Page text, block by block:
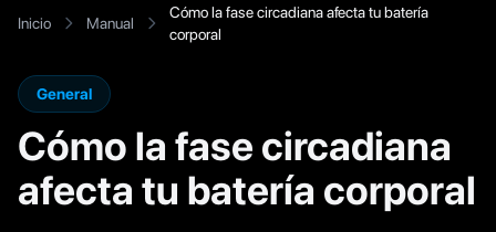
Inicio Manual
Cómo la fase circadiana afecta tu batería
corporal
General
Cómo la fase circadiana
afecta tu batería corporal